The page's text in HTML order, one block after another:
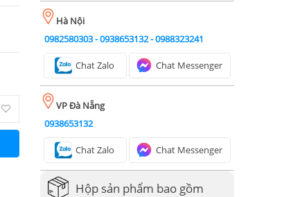
Hà Nội
0982580303-0938653132-0988323241
Chat Zalo Chat Messenger
VP Đà Nẵng
0938653132
Chat Zalo Chat Messenger
Hộp sản phẩm bao gồm